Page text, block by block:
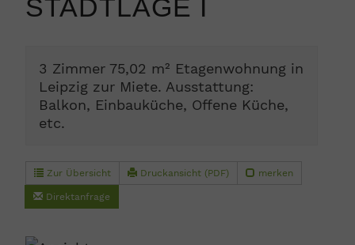
STADTLAGE I
3 Zimmer 75,02 m² Etagenwohnung in
Leipzig zur Miete. Ausstattung:
Balkon, Einbauküche, Offene Küche,
etc.
Zur Übersicht Druckansicht (PDF) merken
Direktanfrage